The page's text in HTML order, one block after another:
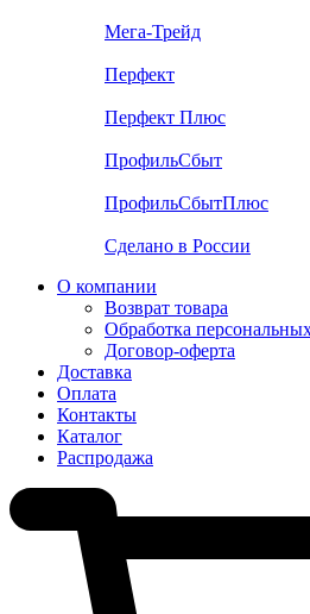
Мега-Трейд
Перфект
Перфект Плюс
ПрофильСбыт
ПрофильСбытПлюс
Сделано в России
О компании
Возврат товара
Обработка
Договор-оферта
Доставка
Оплата
Контакты
Каталог
Распродажа